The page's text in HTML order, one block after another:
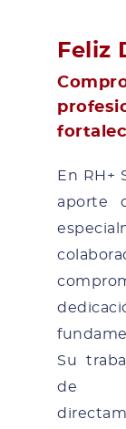
Feliz
En RH+
aporte
Su
de